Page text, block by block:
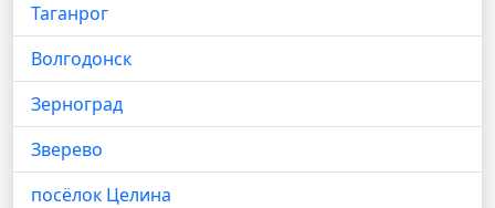
Таганрог
Волгодонск
Зерноград
Зверево
посёлок Целина